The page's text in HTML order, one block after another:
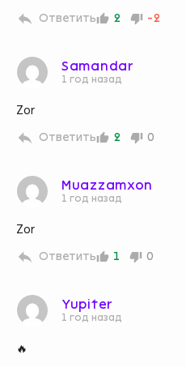
2 -2
Ответить
Samandar
1 год назад
Zor
2 0
Ответить
Muazzamxon
1 год назад
Zor
1 0
Ответить
Yupiter
1 год назад
🔥